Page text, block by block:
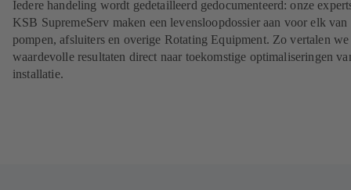
Iedere handeling wordt gedetailleerd gedocumenteerd: onze
KSB SupremeServ maken een levensloopdossier aan voor elk
pompen, afsluiters en overige Rotating Equipment. Zo vertalen we
waardevolle resultaten direct naar toekomstige optimaliseringen
installatie.